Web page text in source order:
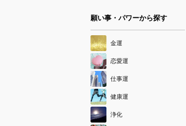
願い事・パワーから探す
金運
恋愛運
仕事運
健康運
浄化